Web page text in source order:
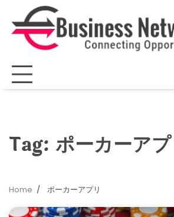
content
Tag: ポーカーアプ
Home ポーカーアプリ